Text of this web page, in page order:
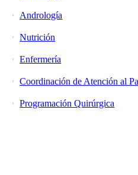
Andrología
Nutrición
Enfermería
Coordinación de Atención al
Programación Quirúrgica